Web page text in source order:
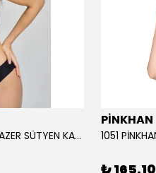
104 YENİ İNCİ BONDİNG LAZER SÜTYEN KADIN
PİNKHAN
₺ 165.10